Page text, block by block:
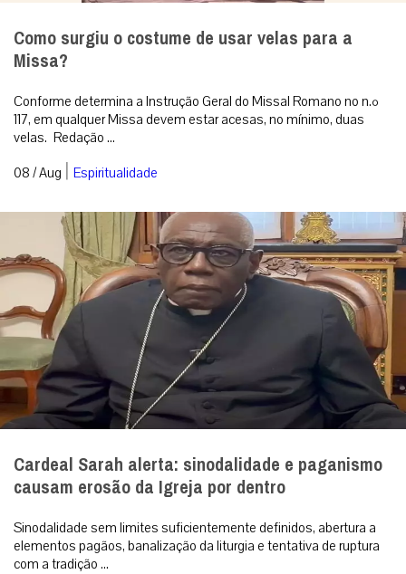
Como surgiu o costume de usar velas para a
Missa?
Conforme determina a Instrução Geral do Missal Romano no n.º
117, em qualquer Missa devem estar acesas, no mínimo, duas
velas. Redação ...
08 / Aug | Espiritualidade
Cardeal Sarah alerta: sinodalidade e paganismo
causam erosão da Igreja por dentro
Sinodalidade sem limites suficientemente definidos, abertura a
elementos pagãos, banalização da liturgia e tentativa de ruptura
com a tradição ...